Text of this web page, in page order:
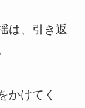
は、引き返
かけてく